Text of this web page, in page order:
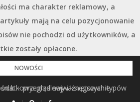
ma charakter reklamowy, a
mają na celu pozycjonowanie
nie pochodzi od użytkowników, a
zostały opłacone.
NOWOŚCI
przelewy i księgowanie
– przegląd najważniejszych typów